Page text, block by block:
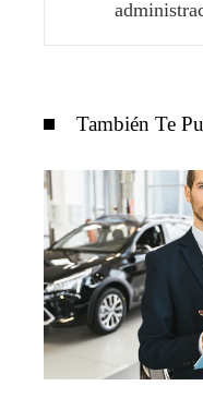
También Te